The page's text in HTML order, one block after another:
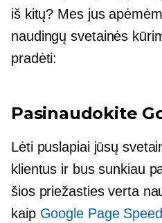
iš kitų? Mes jus
naudingųsvetainės
pradėti:
Pasinaudokite
Lėti puslapiai jūsų
klientus ir bus sunkiau
šios priežasties verta
kaip Google Page